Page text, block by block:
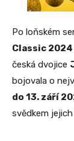
Po loňském
Classic 2024
česká dvojice
bojovala o
do 13. září
svědkem